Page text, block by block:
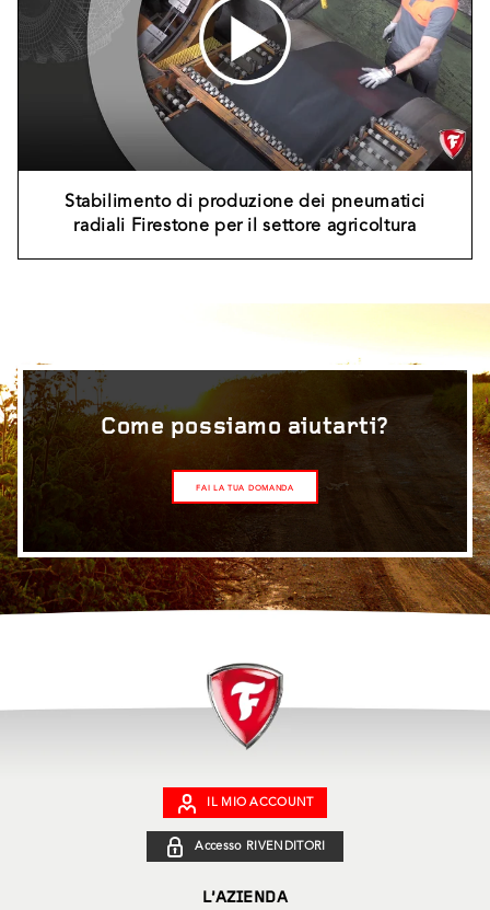
Stabilimento di produzione dei pneumatici
radiali Firestone per il settore agricoltura
Come possiamo aiutarti?
FAI LA TUA DOMANDA
IL MIO ACCOUNT
Accesso RIVENDITORI
L’AZIENDA